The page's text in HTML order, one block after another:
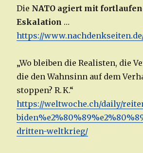
Die NATO agiert mit
Eskalation …
https://www.nachdenkseiten.de/
„Wo bleiben die Realisten, die
die den Wahnsinn auf dem
stoppen? R. K.“
https://weltwoche.ch/daily/
dritten-weltkrieg/